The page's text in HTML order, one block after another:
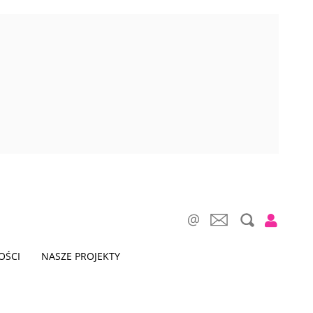
NASZE PROJEKTY